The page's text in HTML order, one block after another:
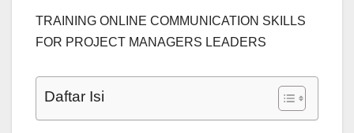
TRAINING ONLINE COMMUNICATION SKILLS
FOR PROJECT MANAGERS LEADERS
Daftar Isi